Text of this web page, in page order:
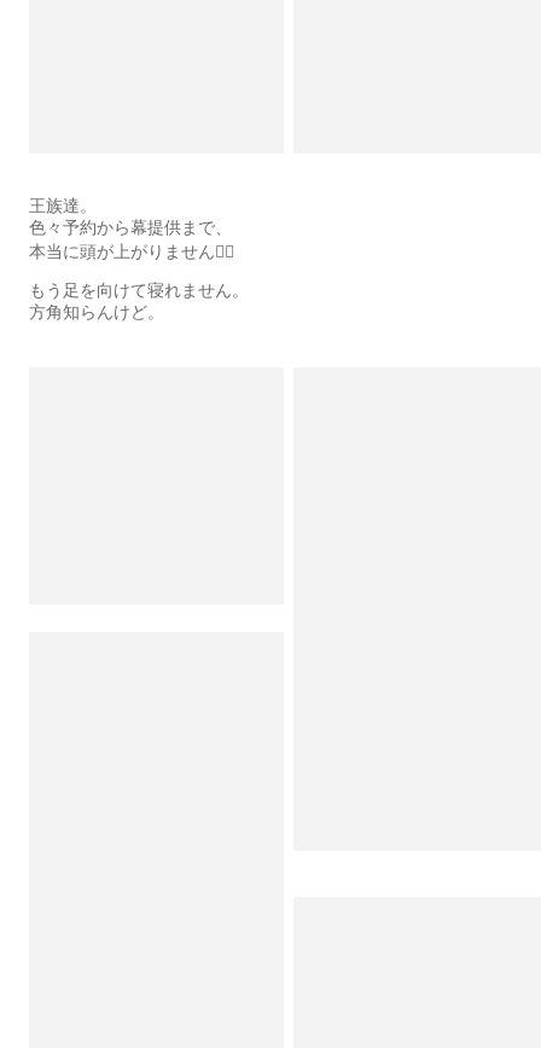
王族達。
色々予約から幕提供まで、
本当に頭が上がりません🙇‍♂️
もう足を向けて寝れません。
方角知らんけど。